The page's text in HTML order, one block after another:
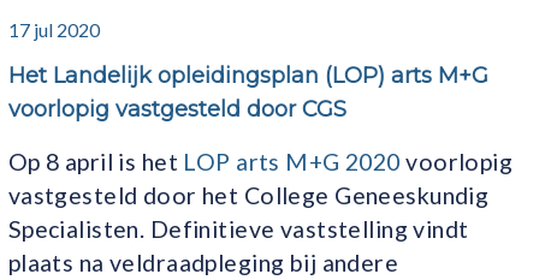
17 jul 2020
Het Landelijk opleidingsplan (LOP) arts M+G
voorlopig vastgesteld door CGS
Op 8 april is het LOP arts M+G 2020 voorlopig
vastgesteld door het College Geneeskundig
Specialisten. Definitieve vaststelling vindt
plaats na veldraadpleging bij andere